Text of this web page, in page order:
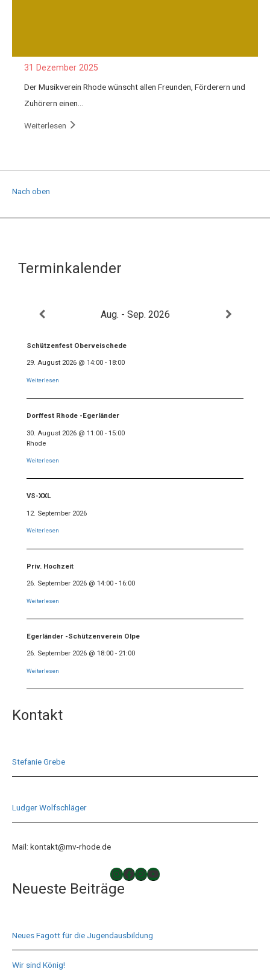
31 Dezember 2025
Der Musikverein Rhode wünscht allen Freunden, Förderern und
Zuhörern einen…
Weiterlesen
Nach oben
Terminkalender
Aug. - Sep. 2026
Schützenfest Oberveischede
29. August 2026 @ 14:00 - 18:00
Weiterlesen
Dorffest Rhode -Egerländer
30. August 2026 @ 11:00 - 15:00
Rhode
Weiterlesen
VS-XXL
12. September 2026
Weiterlesen
Priv. Hochzeit
26. September 2026 @ 14:00 - 16:00
Weiterlesen
Egerländer -Schützenverein Olpe
26. September 2026 @ 18:00 - 21:00
Weiterlesen
Kontakt
Stefanie Grebe
Ludger Wolfschläger
Mail: kontakt@mv-rhode.de
TAKTLOS
Musikverein Rhode
Musikverein Rhode
YouTube
Neueste Beiträge
Neues Fagott für die Jugendausbildung
Wir sind König!